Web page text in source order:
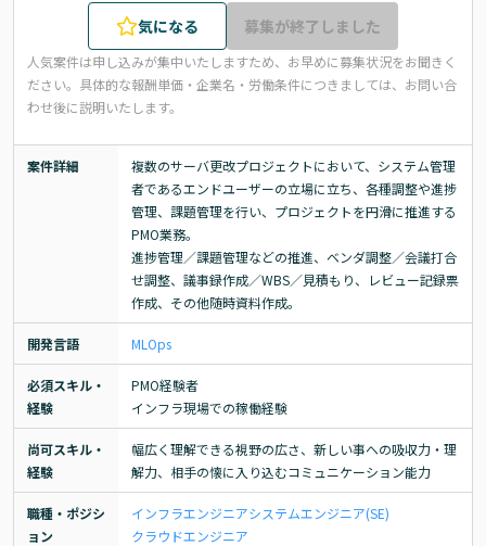
気になる 募集が終了しました
人気案件は申し込みが集中いたしますため、お早めに募集状況をお聞きく
ださい。 具体的な報酬単価・企業名・労働条件につきましては、お問い合
わせ後に説明いたします。
案件詳細
複数のサーバ更改プロジェクトにおいて、システム管理
者であるエンドユーザーの立場に立ち、各種調整や進捗
管理、課題管理を行い、プロジェクトを円滑に推進する
PMO業務。
進捗管理／課題管理などの推進、ベンダ調整／会議打合
せ調整、議事録作成／WBS／見積もり、レビュー記録票
作成、その他随時資料作成。
開発言語 MLOps
必須スキル・
経験
PMO経験者
インフラ現場での稼働経験
尚可スキル・
経験
幅広く理解できる視野の広さ、新しい事への吸収力・理
解力、相手の懐に入り込むコミュニケーション能力
職種・ポジシ
ョン
インフラエンジニアシステムエンジニア(SE)
クラウドエンジニア